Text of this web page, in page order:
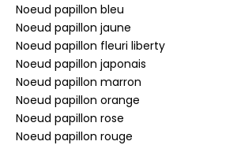
Noeud papillon bleu
Noeud papillon jaune
Noeud papillon fleuri liberty
Noeud papillon japonais
Noeud papillon marron
Noeud papillon orange
Noeud papillon rose
Noeud papillon rouge